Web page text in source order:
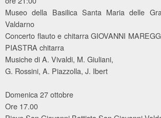
Museo della Basilica Santa Maria delle
Valdarno
Concerto flauto e chitarra GIOVANNI
PIASTRA chitarra
Musiche di A. Vivaldi, M. Giuliani,
G. Rossini, A. Piazzolla, J. Ibert
Domenica 27 ottobre
Ore 17.00